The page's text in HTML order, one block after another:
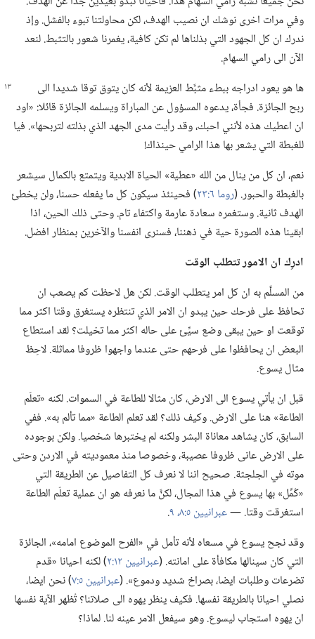
وفي مرات اخرى نوشك ان نصيب الهدف،‏ لكن محاولتنا تبوء بالفشل.‏ وإذ
ندرك ان كل الجهود التي بذلناها لم تكن كافية،‏ يغمرنا شعور بالتثبط.‏ لنعد
الآن الى رامي السهام.‏
ها هو يعود ادراجه ببطء مثبَّط العزيمة لأنه كانيتوق توقا شديدا الى
ربح الجائزة.‏ فجأة،‏ يدعوه المسؤول عن المباراة ويسلمه الجائزة قائلا:‏ «اود
ان اعطيك هذه لأنني احبك،‏ وقد رأيت مدى الجهد الذي بذلته لتربحها».‏ فيا
للغبطة التي يشعر بها هذا الرامي حينذاك!‏
نعم،‏ ان كل من ينال من الله «عطية» الحياة الابدية ويتمتع بالكمال سيشعر
بالغبطة والحبور.‏ (‏روما ٦:‏٢٣
‏)‏ فحينئذ سيكون كل ما يفعله حسنا،‏ ولن يخطئ
الهدف ثانية.‏ وستغمره سعادة عارمة واكتفاء تام.‏ وحتى ذلك الحين،‏ اذا
ابقينا هذه الصورة حية في ذهننا،‏ فسنرى انفسنا والآخرين بمنظار افضل.‏
ادرِك ان الامور تتطلب الوقت
من المسلَّم به ان كل امر يتطلب الوقت.‏ لكن هل لاحظت كم يصعب ان
تحافظ على فرحك حين يبدو ان الامر الذي تنتظره يستغرق وقتا اكثر مما
توقعت او حين يبقى وضع سيِّئ على حاله اكثر مما تخيلت؟‏ لقد استطاع
البعض ان يحافظوا على فرحهم حتى عندما واجهوا ظروفا مماثلة.‏ لاحِظ
مثال يسوع.‏
قبل ان يأتي يسوع الى الارض،‏ كان مثالا للطاعة في السموات.‏ لكنه «تعلّم
الطاعة» هنا على الارض.‏ وكيف ذلك؟‏ لقد تعلم الطاعة «مما تألم به».‏ ففي
السابق،‏ كان يشاهد معاناة البشر ولكنه لم يختبرها شخصيا.‏ ولكن بوجوده
على الارض عانى ظروفا عصيبة،‏ وخصوصا منذ معموديته في الاردن وحتى
موته في الجلجثة.‏ صحيح اننا لا نعرف كل التفاصيل عن الطريقة التي
«كُمِّل» بها يسوع في هذا المجال،‏ لكنَّ ما نعرفه هو ان عملية تعلّم الطاعة
استغرقت وقتا.‏ —‏عبرانيين ٥:‏٨،‏ ٩
‏.‏
وقد نجح يسوع في مسعاه لأنه تأمل في «الفرح الموضوع امامه»،‏ الجائزة
التي كان سينالها مكافأة على امانته.‏ (‏عبرانيين ١٢:‏٢
‏)‏ لكنه احيانا «قدم
تضرعات وطلبات ايضا،‏ بصراخ شديد ودموع».‏ (‏عبرانيين ٥:‏٧
‏)‏ نحن ايضا،‏
نصلي احيانا بالطريقة نفسها.‏ فكيف ينظر يهوه الى صلاتنا؟‏ تُظهر الآية نفسها
ان يهوه استجاب ليسوع.‏ وهو سيفعل الامر عينه لنا.‏ لماذا؟‏